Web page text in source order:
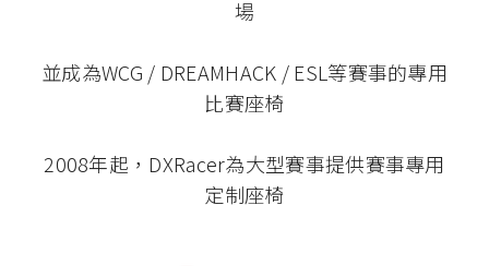
場
並成為WCG / DREAMHACK / ESL等賽事的專用
比賽座椅
2008年起，DXRacer為大型賽事提供賽事專用
定制座椅